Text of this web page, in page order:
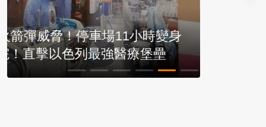
【挺進烏克蘭6】貿易額狂飆6成！台廠
抱團合夥填補缺口！